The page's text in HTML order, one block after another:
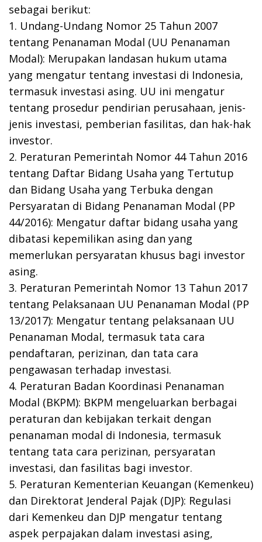
sebagai berikut:
1. Undang-Undang Nomor 25 Tahun 2007
tentang Penanaman Modal (UU Penanaman
Modal): Merupakan landasan hukum utama
yang mengatur tentang investasi di Indonesia,
termasuk investasi asing. UU ini mengatur
tentang prosedur pendirian perusahaan, jenis-
jenis investasi, pemberian fasilitas, dan hak-hak
investor.
2. Peraturan Pemerintah Nomor 44 Tahun 2016
tentang Daftar Bidang Usaha yang Tertutup
dan Bidang Usaha yang Terbuka dengan
Persyaratan di Bidang Penanaman Modal (PP
44/2016): Mengatur daftar bidang usaha yang
dibatasi kepemilikan asing dan yang
memerlukan persyaratan khusus bagi investor
asing.
3. Peraturan Pemerintah Nomor 13 Tahun 2017
tentang Pelaksanaan UU Penanaman Modal (PP
13/2017): Mengatur tentang pelaksanaan UU
Penanaman Modal, termasuk tata cara
pendaftaran, perizinan, dan tata cara
pengawasan terhadap investasi.
4. Peraturan Badan Koordinasi Penanaman
Modal (BKPM): BKPM mengeluarkan berbagai
peraturan dan kebijakan terkait dengan
penanaman modal di Indonesia, termasuk
tentang tata cara perizinan, persyaratan
investasi, dan fasilitas bagi investor.
5. Peraturan Kementerian Keuangan (Kemenkeu)
dan Direktorat Jenderal Pajak (DJP): Regulasi
dari Kemenkeu dan DJP mengatur tentang
aspek perpajakan dalam investasi asing,